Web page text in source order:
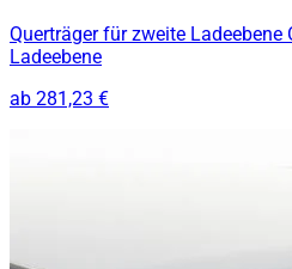
Querträger für zweite
Ladeebene
ab 281,23 €